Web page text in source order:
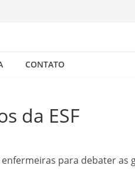
CONTATO
da ESF
para debater as